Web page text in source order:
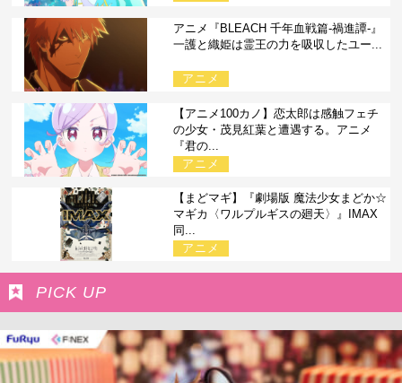
アニメ『BLEACH 千年血戦篇-禍進譚-』
一護と織姫は霊王の力を吸収したユー...
アニメ
【アニメ100カノ】恋太郎は感触フェチ
の少女・茂見紅葉と遭遇する。アニメ
『君の...
アニメ
【まどマギ】『劇場版 魔法少女まどか☆
マギカ〈ワルプルギスの廻天〉』IMAX
同...
アニメ
PICK UP